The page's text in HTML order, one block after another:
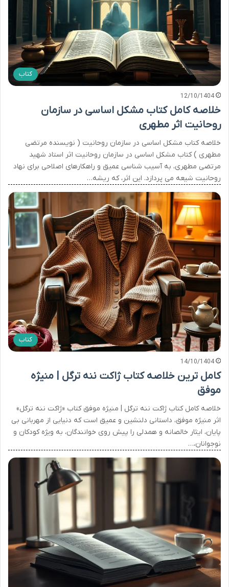
کتاب
12/10/1404
خلاصه کامل کتاب مشکل اساسی در سازمان
روحانیت اثر مطهری
خلاصه کتاب مشکل اساسی در سازمان روحانیت ( نویسنده مرتضی
مطهری ) کتاب مشکل اساسی در سازمان روحانیت اثر استاد شهید
مرتضی مطهری، به آسیب شناسی عمیق و راهکارهای اصلاحی برای نهاد
روحانیت شیعه می پردازد. این اثر، که ریشه…
کتاب
14/10/1404
کامل ترین خلاصه کتاب ژاکت ننه ترگل | منیژه
موفق
خلاصه کامل کتاب ژاکت ننه ترگل | منیژه موفق کتاب «ژاکت ننه ترگل»
اثر منیژه موفق، داستانی دلنشین و عمیق است که دنیایی از مهربانی بی
پایان، ایثار خالصانه و همدلی را پیش روی خوانندگان، به ویژه کودکان و
نوجوانان،…